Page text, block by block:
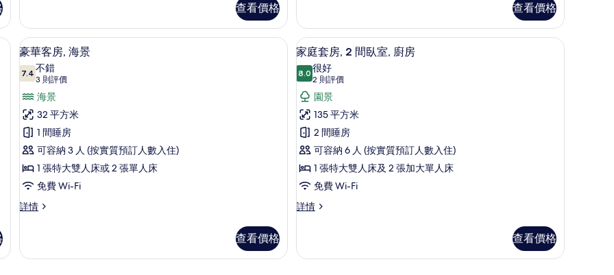
花
園
景
(Tropical)
相
片
屋,
花
園
(Tropical)
情
查看價格
景
(Tropical)
的
相
片
海
景
(Tropical)
詳
情
查看價格
簾/窗簾
載
入
所
有
豪
華
客
房,
海
景
片
4
豪華客房, 海景
7.47.4 分，滿分 10 分
不錯
3 則評價
(3
則
評
價)
海景
32 平方米
1 間睡房
可容納 3 人 (按實質預訂人數入住)
1 張特大雙人床或 2 張單人床
免費 Wi-Fi
詳情
豪
海
查看價格
載
入
所
有
家
庭
套
房,
2
間
廚
7
家庭套房, 2 間臥室, 廚房
8.08.0 分，滿分 10 分
很好
2 則評價
(2
則
評
價)
園景
135 平方米
2 間睡房
可容納 6 人 (按實質預訂人數入住)
1 張特大雙人床及 2 張加大單人床
免費 Wi-Fi
詳情
家
2
查看價格